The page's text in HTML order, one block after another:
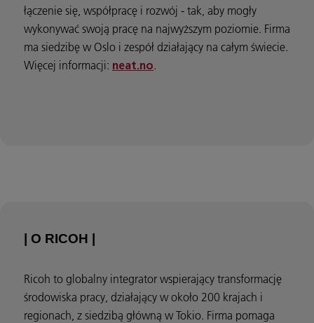
łączenie się, współpracę i rozwój - tak, aby mogły
wykonywać swoją pracę na najwyższym poziomie. Firma
ma siedzibę w Oslo i zespół działający na całym świecie.
Więcej informacji: neat.no.
| O RICOH |
Ricoh to globalny integrator wspierający transformację
środowiska pracy, działający w około 200 krajach i
regionach, z siedzibą główną w Tokio. Firma pomaga